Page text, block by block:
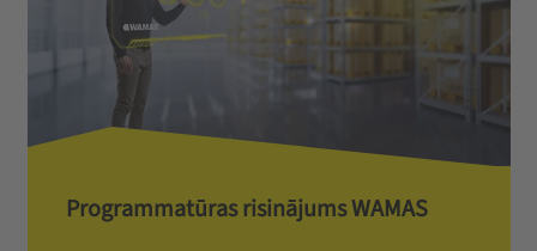
Programmatūras risinājums WAMAS